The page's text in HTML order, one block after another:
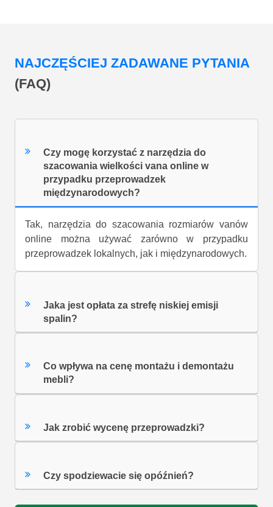
NAJCZĘŚCIEJ ZADAWANE PYTANIA
(FAQ)
Czy mogę korzystać z narzędzia do
szacowania wielkości vana online w
przypadku przeprowadzek
międzynarodowych?
Tak, narzędzia do szacowania rozmiarów vanów
online można używać zarówno w przypadku
przeprowadzek lokalnych, jak i międzynarodowych.
Jaka jest opłata za strefę niskiej emisji
spalin?
Co wpływa na cenę montażu i demontażu
mebli?
Jak zrobić wycenę przeprowadzki?
Czy spodziewacie się opóźnień?